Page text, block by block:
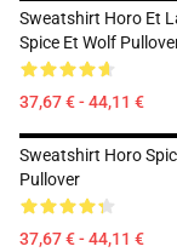
Sweatshirt Horo Et
Spice Et Wolf
37,67 € - 44,11 €
Sweatshirt Horo
Pullover
37,67 € - 44,11 €